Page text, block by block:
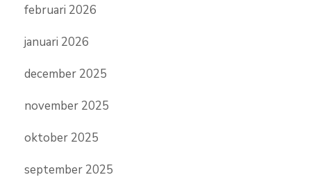
februari 2026
januari 2026
december 2025
november 2025
oktober 2025
september 2025